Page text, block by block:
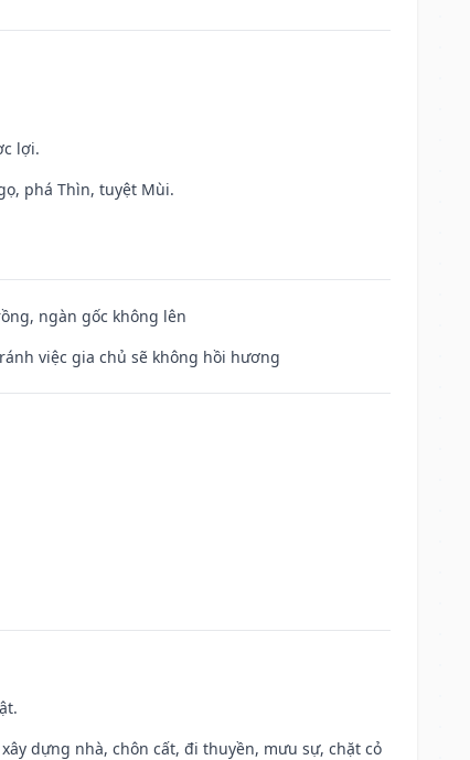
lợi.
phá Thìn, tuyệt Mùi.
ngàn gốc không lên
việc gia chủ sẽ không hồi hương
dựng nhà, chôn cất, đi thuyền, mưu sự, chặt cỏ